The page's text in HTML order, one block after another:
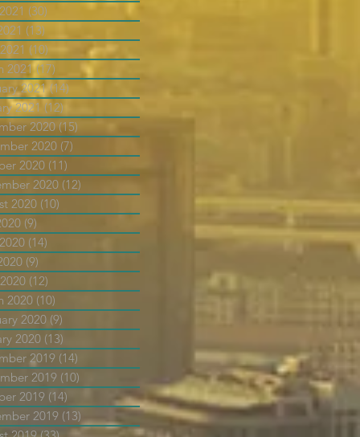
(30) 30 posts
(13)
(10) 10 posts
2021 (17) 17 posts
2021 (14) 14 posts
2021 (12)
2020 (15)
2020 (7)
2020 (11)
2020 (12)
2020 (10)
(9)
(14)
(9)
(12)
2020 (10)
2020 (9)
2020 (13)
2019 (14)
2019 (10)
2019 (14)
2019 (13)